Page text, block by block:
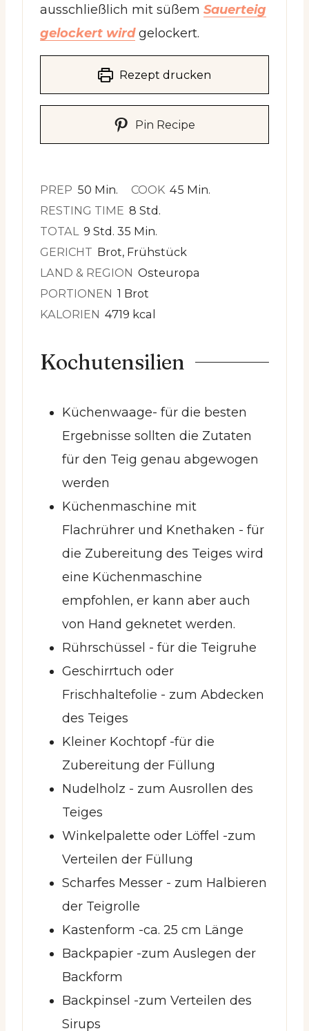
ausschließlich mit süßem Sauerteig
gelockert wirdgelockert.
Rezept drucken
Pin Recipe
PREP 50 Minuten
Min. COOK 45 Minuten
Min.
RESTING TIME 8 Stunden
Std.
TOTAL 9 Stunden
Std. 35 Minuten
Min.
GERICHT Brot, Frühstück
LAND & REGION Osteuropa
PORTIONEN 1 Brot
KALORIEN 4719 kcal
Kochutensilien
Küchenwaage- für die besten
Ergebnisse sollten die Zutaten
für den Teig genau abgewogen
werden
Küchenmaschine mit
Flachrührer und Knethaken - für
die Zubereitung des Teiges wird
eine Küchenmaschine
empfohlen, er kann aber auch
von Hand geknetet werden.
Rührschüssel - für die Teigruhe
Geschirrtuch oder
Frischhaltefolie - zum Abdecken
des Teiges
Kleiner Kochtopf -für die
Zubereitung der Füllung
Nudelholz - zum Ausrollen des
Teiges
Winkelpalette oder Löffel -zum
Verteilen der Füllung
Scharfes Messer - zum Halbieren
der Teigrolle
Kastenform -ca. 25 cm Länge
Backpapier -zum Auslegen der
Backform
Backpinsel -zum Verteilen des
Sirups